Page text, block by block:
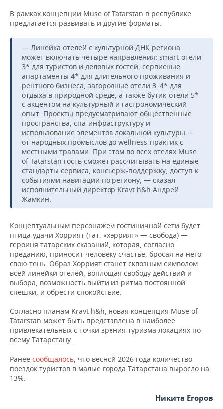
В рамках концепции Muse of Tatarstan в республике
предлагается развивать и другие форматы.
— Линейка отелей с культурной ДНК региона
может включать четыре направления: smart-отели
3* для туристов и деловых гостей, сервисные
апартаменты 4* для длительного проживания и
рентного бизнеса, загородные отели 3–4* для
отдыха в природной среде, а также бутик-отели 5*
с акцентом на культурный и гастрономический
опыт. Проекты предусматривают общественные
пространства, спа-инфраструктуру и
использование элементов локальной культуры —
от народных промыслов до wellness-практик с
местными травами. При этом во всех отелях Muse
of Tatarstan гость сможет рассчитывать на единые
стандарты сервиса, консьерж-поддержку, доступ к
событиями навигации по региону, — сказал
исполнительный директор Kravt h&h Андрей
Жамкин.
Концептуальным персонажем гостиничной сети будет
птица удачи Хоррият (тат. «хөррият» — свобода) —
героиня татарских сказаний, которая, согласно
преданию, приносит человеку счастье, бросая на него
свою тень. Образ Хоррият станет сквозным символом
всей линейки отелей, воплощая свободу действий и
выбора, возможность выйти из ритма постоянной
спешки, и обрести спокойствие.
Согласно планам Kravt h&h, новая концепция Muse of
Tatarstan может быть представлена в наиболее
привлекательных с точки зрения туризма локациях по
всему Татарстану.
Ранее сообщалось, что весной 2026 года количество
поездок туристов в малые города Татарстана выросло на
13%.
Никита Егоров